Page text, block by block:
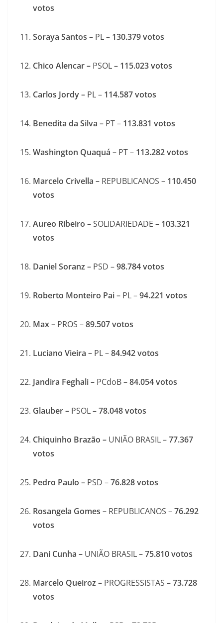
votos
Soraya Santos – PL – 130.379votos
Chico Alencar – PSOL – 115.023votos
Carlos Jordy – PL – 114.587votos
Benedita da Silva – PT – 113.831 votos
Washington Quaquá – PT – 113.282votos
Marcelo Crivella – REPUBLICANOS – 110.450
votos
Aureo Ribeiro –SOLIDARIEDADE – 103.321
votos
Daniel Soranz – PSD –98.784votos
Roberto Monteiro Pai – PL –94.221 votos
Max – PROS –89.507votos
Luciano Vieira – PL –84.942votos
Jandira Feghali – PCdoB –84.054votos
Glauber – PSOL –78.048votos
Chiquinho Brazão – UNIÃO BRASIL –77.367
votos
Pedro Paulo – PSD –76.828votos
Rosangela Gomes – REPUBLICANOS –76.292
votos
Dani Cunha – UNIÃO BRASIL –75.810votos
Marcelo Queiroz – PROGRESSISTAS –73.728
votos